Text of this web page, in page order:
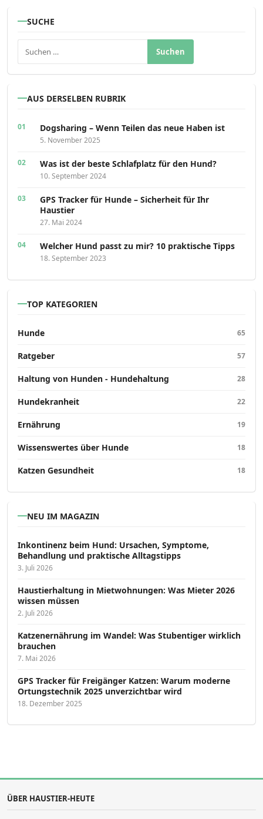
SUCHE
AUS DERSELBEN RUBRIK
Dogsharing – Wenn Teilen das neue Haben ist
5. November 2025
Was ist der beste Schlafplatz für den Hund?
10. September 2024
GPS Tracker für Hunde – Sicherheit für Ihr
Haustier
27. Mai 2024
Welcher Hund passt zu mir? 10 praktische Tipps
18. September 2023
TOP KATEGORIEN
Hunde 65
Ratgeber 57
Haltung von Hunden - Hundehaltung 28
Hundekranheit 22
Ernährung 19
Wissenswertes über Hunde 18
Katzen Gesundheit 18
NEU IM MAGAZIN
Inkontinenz beim Hund: Ursachen, Symptome,
Behandlung und praktische Alltagstipps
3. Juli 2026
Haustierhaltung in Mietwohnungen: Was Mieter 2026
wissen müssen
2. Juli 2026
Katzenernährung im Wandel: Was Stubentiger wirklich
brauchen
7. Mai 2026
GPS Tracker für Freigänger Katzen: Warum moderne
Ortungstechnik 2025 unverzichtbar wird
18. Dezember 2025
ÜBER HAUSTIER-HEUTE